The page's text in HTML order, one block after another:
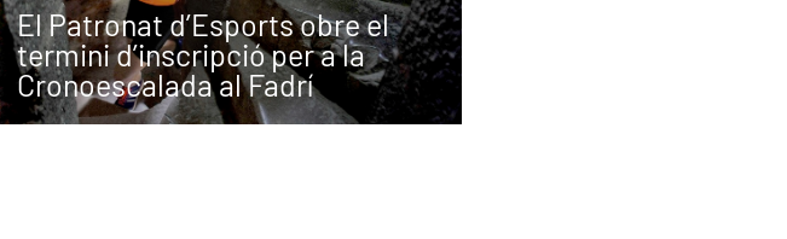
El Patronat d’Esports obre el
termini d’inscripció per a la
Cronoescalada al Fadrí